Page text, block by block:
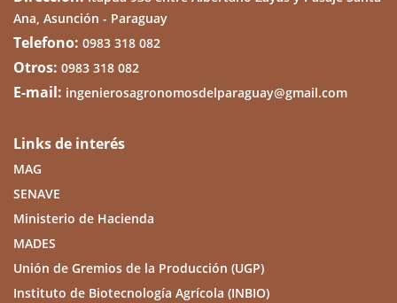
Ana, Asunción - Paraguay
Telefono: 0983 318 082
Otros: 0983 318 082
E-mail: ingenierosagronomosdelparaguay@gmail.com
Links de interés
MAG
SENAVE
Ministerio de Hacienda
MADES
Unión de Gremios de la Producción (UGP)
Instituto de Biotecnología Agrícola (INBIO)